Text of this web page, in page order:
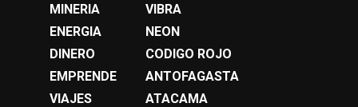
MINERIA
ENERGIA
DINERO
EMPRENDE
VIAJES
VIBRA
NEON
CODIGO ROJO
ANTOFAGASTA
ATACAMA